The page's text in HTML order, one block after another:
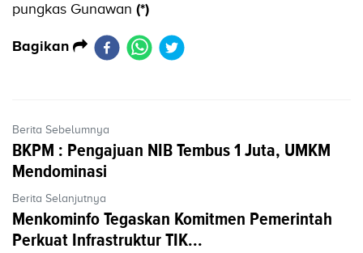
pungkas Gunawan (*)
Bagikan
Berita Sebelumnya
BKPM : Pengajuan NIB Tembus 1 Juta, UMKM
Mendominasi
Berita Selanjutnya
Menkominfo Tegaskan Komitmen Pemerintah
Perkuat Infrastruktur TIK...